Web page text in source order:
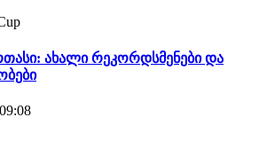
ახალი რეკორდსმენები და